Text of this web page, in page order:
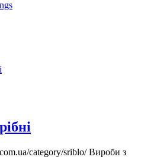
category/sriblo/Вироби з